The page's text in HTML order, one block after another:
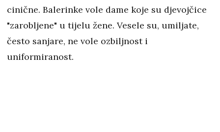
cinične. Balerinke vole dame koje su djevojčice
"zarobljene" u tijelu žene. Vesele su, umiljate,
često sanjare, ne vole ozbiljnost i
uniformiranost.